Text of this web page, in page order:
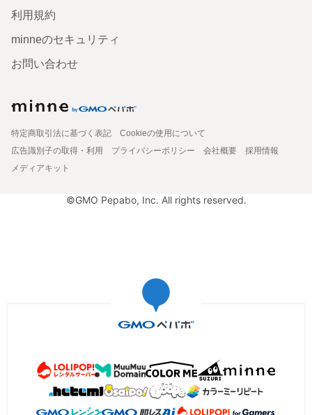
利用規約
minneのセキュリティ
お問い合わせ
特定商取引法に基づく表記
Cookieの使用について
広告識別子の取得・利用
プライバシーポリシー 会社概要
採用情報
メディアキット
©GMO Pepabo, Inc. All rights reserved.